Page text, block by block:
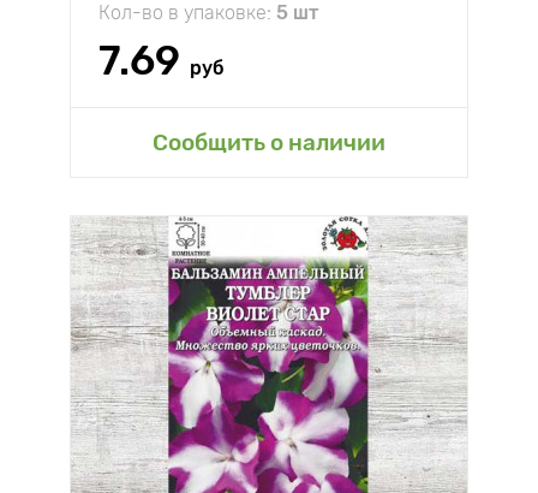
Кол-во в упаковке: 5 шт
7.69 руб
Сообщить о наличии